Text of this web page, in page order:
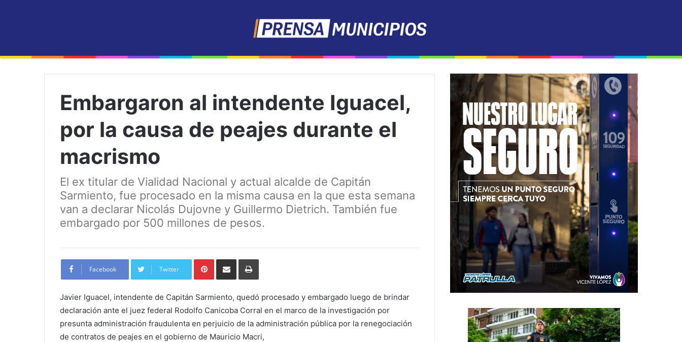
Embargaron al intendente Iguacel,
por la causa de peajes durante el
macrismo
El ex titular de Vialidad Nacional y actual alcalde de Capitán
Sarmiento, fue procesado en la misma causa en la que esta semana
van a declarar Nicolás Dujovne y Guillermo Dietrich. También fue
embargado por 500 millones de pesos.
Facebook Twitter
PinterestShare
Email
Print
Javier Iguacel, intendente de Capitán Sarmiento, quedó procesado y embargado luego de brindar
declaración ante el juez federal Rodolfo Canicoba Corral en el marco de la investigación por
presunta administración fraudulenta en perjuicio de la administración pública por la renegociación
de contratos de peajes en el gobierno de Mauricio Macri,